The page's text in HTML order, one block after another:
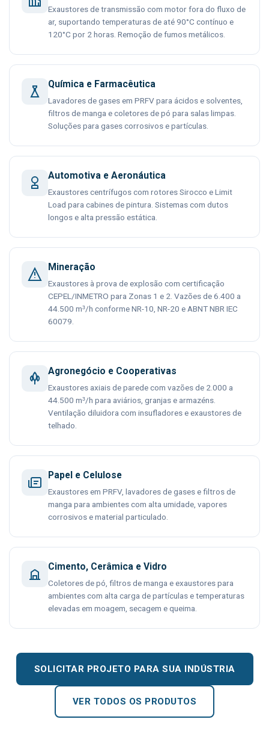
Exaustores de transmissão com motor fora do fluxo de
ar, suportando temperaturas de até 90°C contínuo e
120°C por 2 horas. Remoção de fumos metálicos.
Química e Farmacêutica
Lavadores de gases em PRFV para ácidos e solventes,
filtros de manga e coletores de pó para salas limpas.
Soluções para gases corrosivos e partículas.
Automotiva e Aeronáutica
Exaustores centrífugos com rotores Sirocco e Limit
Load para cabines de pintura. Sistemas com dutos
longos e alta pressão estática.
Mineração
Exaustores à prova de explosão com certificação
CEPEL/INMETRO para Zonas 1 e 2. Vazões de 6.400 a
44.500 m³/h conforme NR-10, NR-20 e ABNT NBR IEC
60079.
Agronegócio e Cooperativas
Exaustores axiais de parede com vazões de 2.000 a
44.500 m³/h para aviários, granjas e armazéns.
Ventilação diluidora com insufladores e exaustores de
telhado.
Papel e Celulose
Exaustores em PRFV, lavadores de gases e filtros de
manga para ambientes com alta umidade, vapores
corrosivos e material particulado.
Cimento, Cerâmica e Vidro
Coletores de pó, filtros de manga e exaustores para
ambientes com alta carga de partículas e temperaturas
elevadas em moagem, secagem e queima.
SOLICITAR PROJETO PARA SUA INDÚSTRIA
VER TODOS OS PRODUTOS